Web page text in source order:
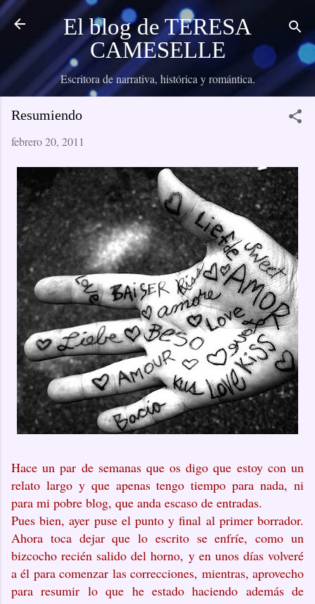
Ir al contenido principal
El blog de TERESA
CAMESELLE
Escritora de narrativa, histórica y romántica.
Resumiendo
febrero 20, 2011
Hace un par de semanas que os digo que estoy con un
relato largo y que apenas tengo tiempo para nada, ni
para mi pobre blog, que anda escaso de entradas.
Pues bien, ayer puse el punto y final al primer borrador.
Ahora toca dejar que lo escrito se enfríe, como un
bizcocho recién salido del horno, y en unos días volveré
a él para comenzar las correcciones, mientras, aprovecho
para resumir lo que he estado haciendo además de